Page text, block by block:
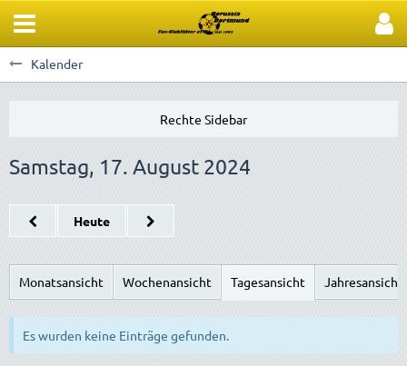
Kalender
Samstag, 17. August 2024
Heute
Monatsansicht Wochenansicht Tagesansicht Jahresansicht
Es wurden keine Einträge gefunden.